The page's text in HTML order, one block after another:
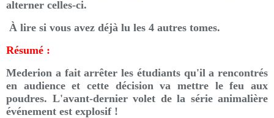
alterner celles-ci.
À lire si vous avez déjà lu les 4 autres tomes.
Résumé :
Mederion a fait arrêter les étudiants qu'il a rencontrés
en audience et cette décision va mettre le feu aux
poudres. L'avant-dernier volet de la série animalière
événement est explosif !